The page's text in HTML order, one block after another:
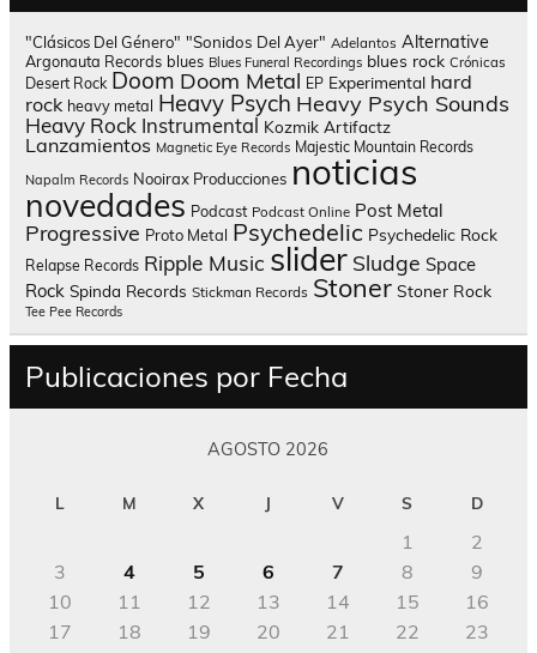
"Clásicos Del Género" "Sonidos Del Ayer" Adelantos Alternative
Argonauta Records blues Blues Funeral Recordings blues rock Crónicas
Desert Rock Doom Doom Metal EP Experimental hard
rock heavy metal Heavy Psych Heavy Psych Sounds
Heavy Rock Instrumental Kozmik Artifactz
Lanzamientos Magnetic Eye Records Majestic Mountain Records
Napalm Records Nooirax Producciones noticias
novedades Podcast Podcast Online Post Metal
Progressive Proto Metal Psychedelic Psychedelic Rock
Relapse Records Ripple Music slider Sludge Space
Rock Spinda Records Stickman Records Stoner Stoner Rock
Tee Pee Records
Publicaciones por Fecha
AGOSTO 2026
L M X J V S D
1
2
3
4 5 6 7 8
9
10
11 12 13 14 15
16
17
18 19 20 21 22
23